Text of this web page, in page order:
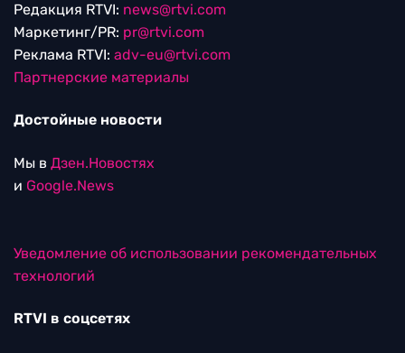
Редакция RTVI: news@rtvi.com
Маркетинг/PR: pr@rtvi.com
Реклама RTVI: adv-eu@rtvi.com
Партнерские материалы
Достойные новости
Мы в Дзен.Новостях
и Google.News
Уведомление об использовании рекомендательных
технологий
RTVI в соцсетях